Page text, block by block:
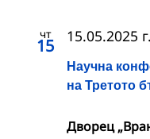
чт
15
Научна
на Третото
15.05.2025
Дворец